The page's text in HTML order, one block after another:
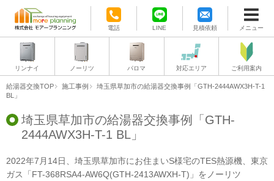
電話 LINE 見積依頼 メニュー
リンナイ ノーリツ パロマ 対応エリア ご利用案内
給湯器交換TOP 施工事例
埼玉県草加市の給湯器交換事例「GTH-2444AWX3H-T-1
BL」
埼玉県草加市の給湯器交換事例「GTH-
2444AWX3H-T-1 BL」
2022年7月14日、埼玉県草加市にお住まいS様宅のTES熱源機、東京
ガス「FT-368RSA4-AW6Q(GTH-2413AWXH-T)」をノーリツ